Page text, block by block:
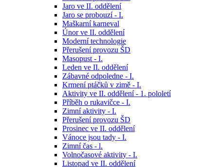
Jaro ve II. oddělení
Jaro se probouzí - I.
Maškarní karneval
Únor ve II. oddělení
Moderní technologie
Přerušení provozu ŠD
Masopust - I.
Leden ve II. oddělení
Zábavné odpoledne - I.
Krmení ptáčků v zimě - I.
Aktivity ve II. oddělení - 1. pololetí
Příběh o rukavičce - I.
Zimní aktivity - I.
Přerušení provozu ŠD
Prosinec ve II. oddělení
Vánoce jsou tady - I.
Zimní čas - l.
Volnočasové aktivity - I.
Listopad ve II. oddělení